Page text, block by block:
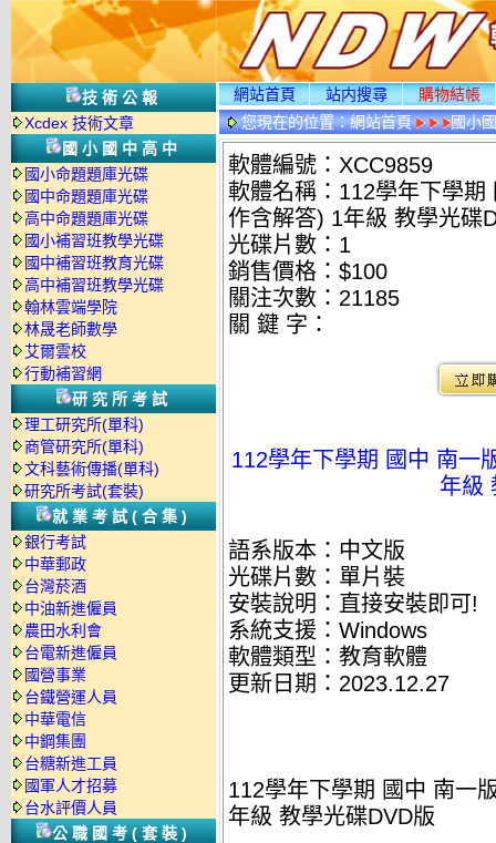
技術公報
Xcdex 技術文章
國小國中高中
國小命題題庫光碟
國中命題題庫光碟
高中命題題庫光碟
國小補習班教學光碟
國中補習班教育光碟
高中補習班教學光碟
翰林雲端學院
林晟老師數學
艾爾雲校
行動補習網
研究所考試
理工研究所(單科)
商管研究所(單科)
文科藝術傳播(單科)
研究所考試(套裝)
就業考試(合集)
銀行考試
中華郵政
台灣菸酒
中油新進僱員
農田水利會
台電新進僱員
國營事業
台鐵營運人員
中華電信
中鋼集團
台糖新進工員
國軍人才招募
台水評價人員
公職國考(套裝)
網站首頁 站内搜尋
購物結帳
您現在的位置：網站首頁 國小
軟體編號：XCC9859
軟體名稱：112學年下學
作含解答) 1年級 教學光碟
光碟片數：1
銷售價格：$100
關注次數： 21185
關 鍵 字：
112學年下學期 國中 南一
年級
語系版本：中文版
光碟片數：單片裝
安裝說明：直接安裝即可!
系統支援：Windows
軟體類型：教育軟體
更新日期：2023.12.27
112學年下學期 國中 南一
年級 教學光碟DVD版